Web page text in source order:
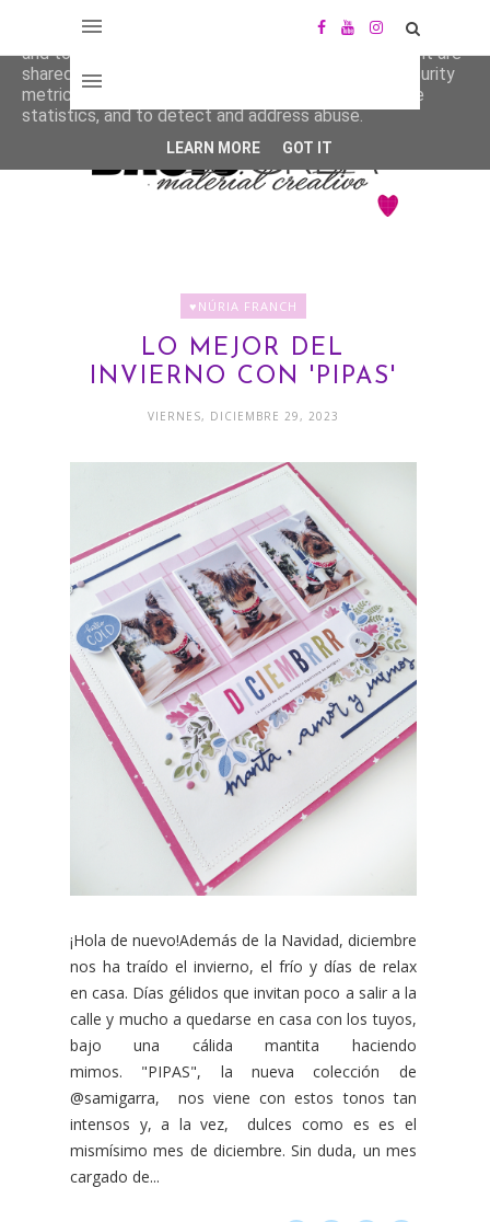
♥NÚRIA FRANCH
LO MEJOR DEL
INVIERNO CON 'PIPAS'
VIERNES, DICIEMBRE 29, 2023
¡Hola de nuevo!Además de la Navidad, diciembre
nos ha traído el invierno, el frío y días de relax
en casa. Días gélidos que invitan poco a salir a la
calle y mucho a quedarse en casa con los tuyos,
bajo una cálida mantita haciendo
mimos. "PIPAS", la nueva colección de
@samigarra, nos viene con estos tonos tan
intensos y, a la vez, dulces como es es el
mismísimo mes de diciembre. Sin duda, un mes
cargado de...
This site uses cookies from Google to deliver its services
and to analyze traffic. Your IP address and user-agent are
shared with Google along with performance and security
metrics to ensure quality of service, generate usage
statistics, and to detect and address abuse.
LEARN MORE GOT IT